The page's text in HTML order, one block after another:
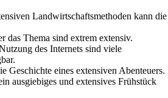
Landwirtschaftsmethoden kann die
das Thema sind extrem extensiv.
des Internets sind viele
Geschichte eines extensiven Abenteuers.
ausgiebiges und extensives Frühstück